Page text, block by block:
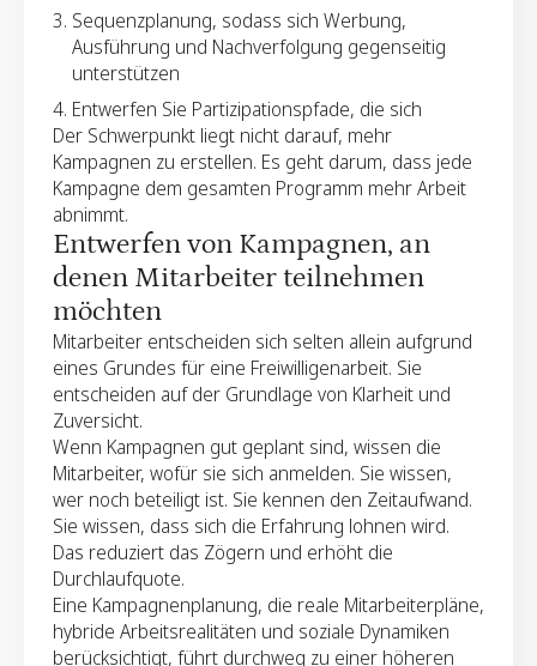
Sequenzplanung, sodass sich Werbung,
Ausführung und Nachverfolgung gegenseitig
unterstützen
Entwerfen Sie Partizipationspfade, die sich
einfach, inklusiv und sozial sicher anfühlen
Stimmen Sie die Erwartungen gemeinnütziger
Organisationen frühzeitig ab, um Spannungen zu
vermeiden und Vertrauen aufzubauen
Planen Sie Kommunikation, Erinnerungen und
Storytelling ein, ohne Teams zu überlasten
Der Schwerpunkt liegt nicht darauf, mehr
Kampagnen zu erstellen. Es geht darum, dass jede
Kampagne dem gesamten Programm mehr Arbeit
abnimmt.
Entwerfen von Kampagnen, an
denen Mitarbeiter teilnehmen
möchten
Mitarbeiter entscheiden sich selten allein aufgrund
eines Grundes für eine Freiwilligenarbeit. Sie
entscheiden auf der Grundlage von Klarheit und
Zuversicht.
Wenn Kampagnen gut geplant sind, wissen die
Mitarbeiter, wofür sie sich anmelden. Sie wissen,
wer noch beteiligt ist. Sie kennen den Zeitaufwand.
Sie wissen, dass sich die Erfahrung lohnen wird.
Das reduziert das Zögern und erhöht die
Durchlaufquote.
Eine Kampagnenplanung, die reale Mitarbeiterpläne,
hybride Arbeitsrealitäten und soziale Dynamiken
berücksichtigt, führt durchweg zu einer höheren